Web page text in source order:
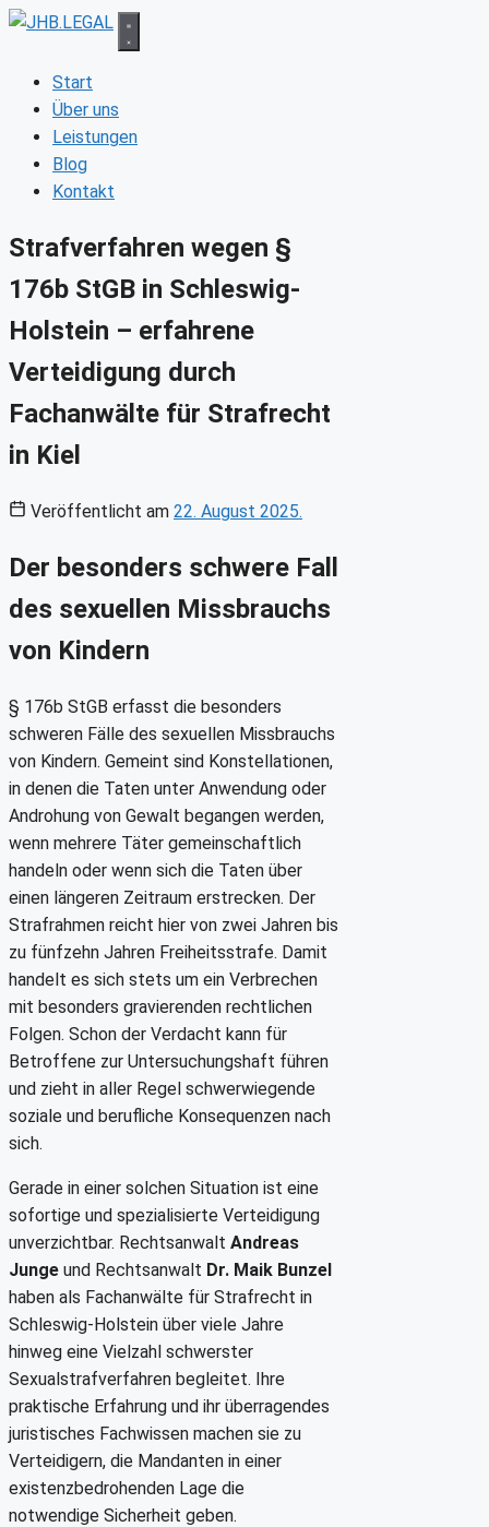
Zum
springenStart
Über uns
Leistungen
Blog
Kontakt
Strafverfahren wegen §
176b StGB in Schleswig-
Holstein – erfahrene
Verteidigung durch
Fachanwälte für Strafrecht
in Kiel
Veröffentlicht am 22. August 2025.
Der besonders schwere Fall
des sexuellen Missbrauchs
von Kindern
§ 176b StGB erfasst die besonders
schweren Fälle des sexuellen Missbrauchs
von Kindern. Gemeint sind Konstellationen,
in denen die Taten unter Anwendung oder
Androhung von Gewalt begangen werden,
wenn mehrere Täter gemeinschaftlich
handeln oder wenn sich die Taten über
einen längeren Zeitraum erstrecken. Der
Strafrahmen reicht hier von zwei Jahren bis
zu fünfzehn Jahren Freiheitsstrafe. Damit
handelt es sich stets um ein Verbrechen
mit besonders gravierenden rechtlichen
Folgen. Schon der Verdacht kann für
Betroffene zur Untersuchungshaft führen
und zieht in aller Regel schwerwiegende
soziale und berufliche Konsequenzen nach
sich.
Gerade in einer solchen Situation ist eine
sofortige und spezialisierte Verteidigung
unverzichtbar. Rechtsanwalt Andreas
Junge und Rechtsanwalt Dr. Maik Bunzel
haben als Fachanwälte für Strafrecht in
Schleswig-Holstein über viele Jahre
hinweg eine Vielzahl schwerster
Sexualstrafverfahren begleitet. Ihre
praktische Erfahrung und ihr überragendes
juristisches Fachwissen machen sie zu
Verteidigern, die Mandanten in einer
existenzbedrohenden Lage die
notwendige Sicherheit geben.